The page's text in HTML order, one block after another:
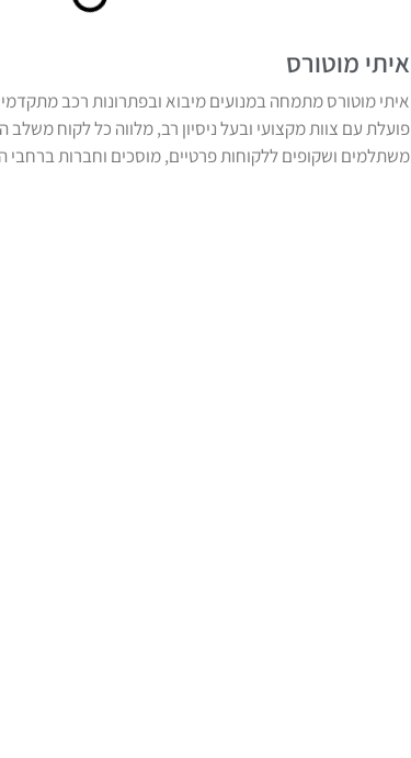
איתי מוטורס
איתי מוטורס מתמחה במנועים מיבוא ובפתרונות רכב
פועלת עם צוות מקצועי ובעל ניסיון רב, מלווה כל לקוח
משתלמים ושקופים ללקוחות פרטיים, מוסכים וחברות ברחבי